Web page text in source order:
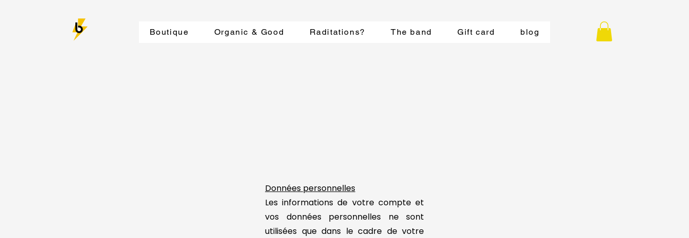
Boutique Organic & Good Raditations? The band Gift card blog
Données personnelles
Les informations de votre compte et
vos données personnelles ne sont
utilisées que dans le cadre de votre